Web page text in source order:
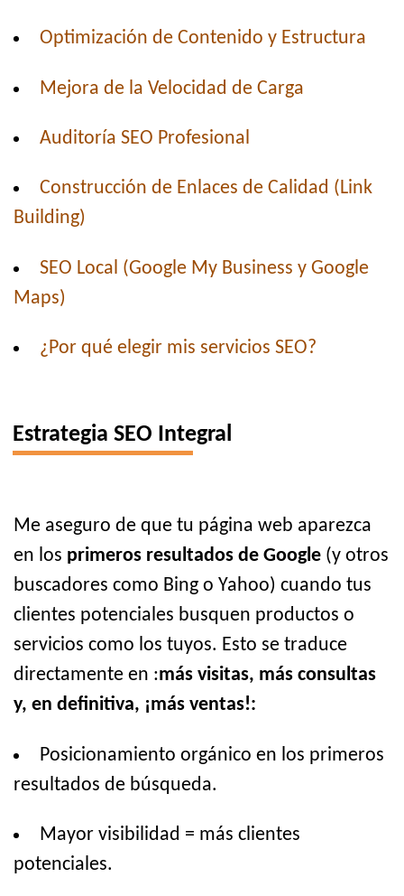
Optimización de Contenido y Estructura
Mejora de la Velocidad de Carga
Auditoría SEO Profesional
Construcción de Enlaces de Calidad (Link
Building)
SEO Local (Google My Business y Google
Maps)
¿Por qué elegir mis servicios SEO?
Estrategia SEO Integral
Me aseguro de que tu página web aparezca
en los primeros resultados de Google (y otros
buscadores como Bing o Yahoo) cuando tus
clientes potenciales busquen productos o
servicios como los tuyos. Esto se traduce
directamente en :más visitas, más consultas
y, en definitiva, ¡más ventas!:
Posicionamiento orgánico en los primeros
resultados de búsqueda.
Mayor visibilidad = más clientes
potenciales.